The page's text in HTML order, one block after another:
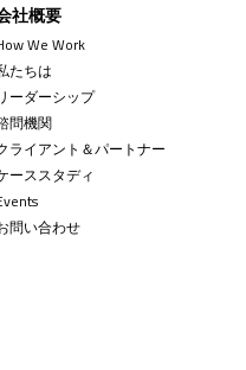
社概要
We Work
たちは
ーダーシップ
問機関
ライアント＆パートナー
ーススタディ
問い合わせ